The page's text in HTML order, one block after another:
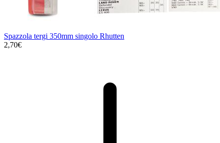
Spazzola tergi 350mm singolo Rhutten
2,70€